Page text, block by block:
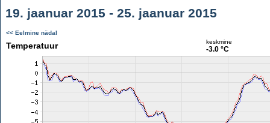
19. jaanuar 2015 - 25. jaanuar 2015
<< Eelmine nädal
Temperatuur keskmine
-3.0 °C